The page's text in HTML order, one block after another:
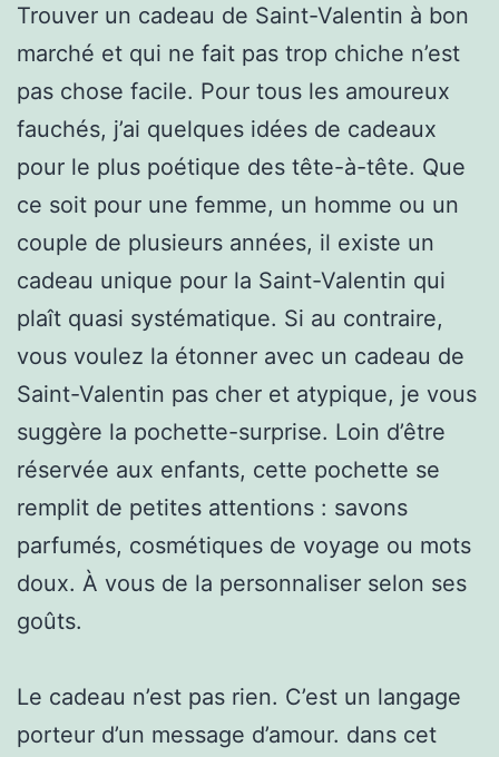
Trouver un cadeau de Saint-Valentin à bon
marché et qui ne fait pas trop chiche n’est
pas chose facile. Pour tous les amoureux
fauchés, j’ai quelques idées de cadeaux
pour le plus poétique des tête-à-tête. Que
ce soit pour une femme, un homme ou un
couple de plusieurs années, il existe un
cadeau unique pour la Saint-Valentin qui
plaît quasi systématique. Si au contraire,
vous voulez la étonner avec un cadeau de
Saint-Valentin pas cher et atypique, je vous
suggère la pochette-surprise. Loin d’être
réservée aux enfants, cette pochette se
remplit de petites attentions : savons
parfumés, cosmétiques de voyage ou mots
doux. À vous de la personnaliser selon ses
goûts.
Le cadeau n’est pas rien. C’est un langage
porteur d’un message d’amour. dans cet